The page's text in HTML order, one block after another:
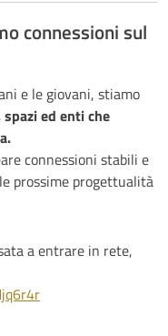
connessioni sul
e le giovani, stiamo
ed enti che
connessioni stabili e
prossime progettualità
a entrare in rete,